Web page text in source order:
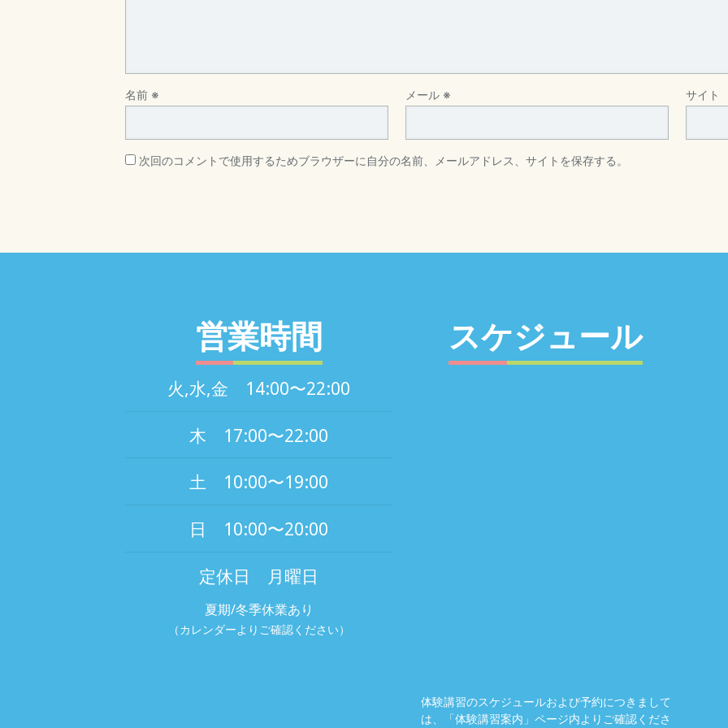
名前 ※ メール ※ サイト
次回のコメントで使用するためブラウザーに自分の名前、メールアドレス、サイトを保存する。
営業時間
火,水,金 14:00〜22:00
木 17:00〜22:00
土 10:00〜19:00
日 10:00〜20:00
定休日 月曜日
夏期/冬季休業あり
（カレンダーよりご確認ください）
スケジュール
体験講習のスケジュールおよび予約につきまして
は、「体験講習案内」ページ内よりご確認くださ